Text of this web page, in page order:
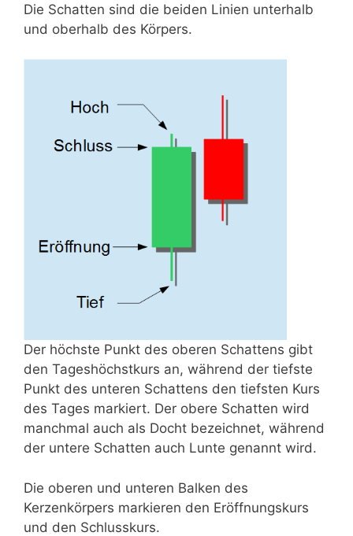
Die Schatten sind die beiden Linien unterhalb
und oberhalb des Körpers.
Der höchste Punkt des oberen Schattens gibt
den Tageshöchstkurs an, während der tiefste
Punkt des unteren Schattens den tiefsten Kurs
des Tages markiert. Der obere Schatten wird
manchmal auch als Docht bezeichnet, während
der untere Schatten auch Lunte genannt wird.
Die oberen und unteren Balken des
Kerzenkörpers markieren den Eröffnungskurs
und den Schlusskurs.